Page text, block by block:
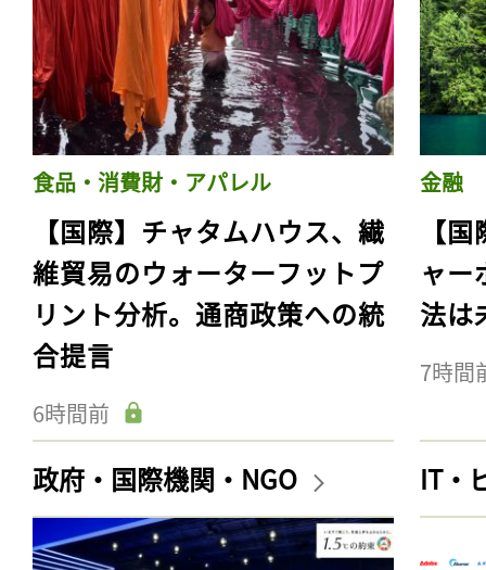
食品・消費財・アパレル
【国際】チャタムハウス、繊
維貿易のウォーターフットプ
リント分析。通商政策への統
合提言
6時間前
金融
【
ャー
法は
7時間
政府・国際機関・NGO IT・